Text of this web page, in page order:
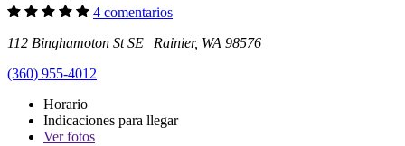
4 comentarios
112 Binghamoton St SE Rainier, WA 98576
(360) 955-4012
Horario
Indicaciones para llegar
Verfotos